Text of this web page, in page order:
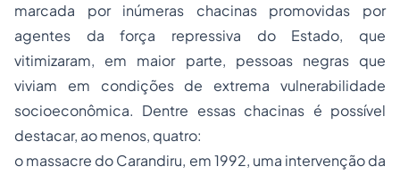
marcada por inúmeras chacinas promovidas por
agentes da força repressiva do Estado, que
vitimizaram, em maior parte, pessoas negras que
viviam em condições de extrema vulnerabilidade
socioeconômica. Dentre essas chacinas é possível
destacar, ao menos, quatro:
o massacre do Carandiru, em 1992, uma intervenção da